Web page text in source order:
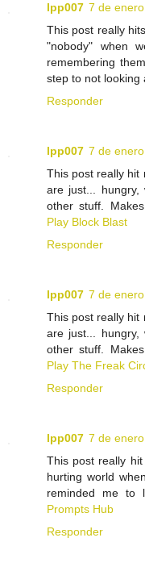
lpp007 7 de
This post really
"nobody" when
remembering
step to not looking
Responder
lpp007 7 de
This post really hit
are just...
other stuff.
Play Block Blast
Responder
lpp007 7 de
This post really hit
are just...
other stuff.
Play The Freak
Responder
lpp007 7 de
This post really
hurting world
reminded me to
Prompts Hub
Responder